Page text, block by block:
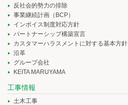
反社会的勢力の排除
事業継続計画（BCP）
インボイス制度対応方針
パートナーシップ構築宣言
カスタマーハラスメントに対する基本方針
沿革
グループ会社
KEITA MARUYAMA
工事情報
土木工事